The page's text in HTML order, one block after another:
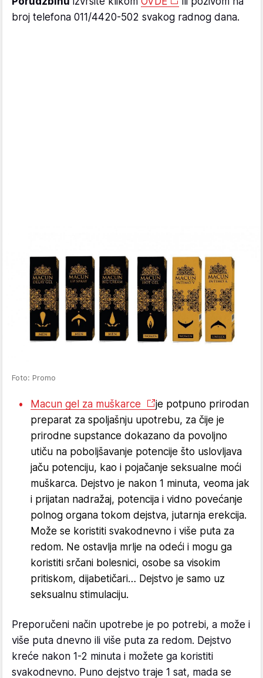
broj telefona 011/4420-502 svakog radnog dana.
Foto: Promo
Macun gel za muškarce
je potpuno prirodan
preparat za spoljašnju upotrebu, za čije je
prirodne supstance dokazano da povoljno
utiču na poboljšavanje potencije što uslovljava
jaču potenciju, kao i pojačanje seksualne moći
muškarca. Dejstvo je nakon 1 minuta, veoma jak
i prijatan nadražaj, potencija i vidno povećanje
polnog organa tokom dejstva, jutarnja erekcija.
Može se koristiti svakodnevno i više puta za
redom. Ne ostavlja mrlje na odeći i mogu ga
koristiti srčani bolesnici, osobe sa visokim
pritiskom, dijabetičari… Dejstvo je samo uz
seksualnu stimulaciju.
Preporučeni način upotrebe je po potrebi, a može i
više puta dnevno ili više puta za redom. Dejstvo
kreće nakon 1-2 minuta i možete ga koristiti
svakodnevno. Puno dejstvo traje 1 sat, mada se